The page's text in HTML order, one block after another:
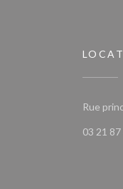
Rue
03 21 87